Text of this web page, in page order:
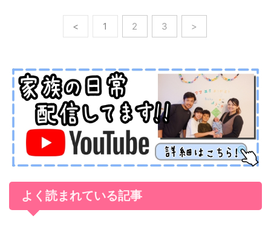
< 1 2 3 >
よく読まれている記事